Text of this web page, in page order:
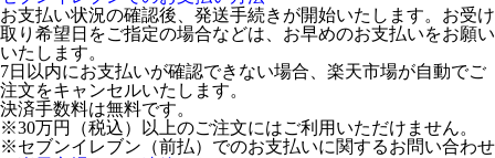
お支払い状況の確認後、発送手続きが開始いたします。お受け
取り希望日をご指定の場合などは、お早めのお支払いをお願い
いたします。
7日以内にお支払いが確認できない場合、楽天市場が自動でご
注文をキャンセルいたします。
決済手数料は無料です。
※30万円（税込）以上のご注文にはご利用いただけません。
※セブンイレブン（前払）でのお支払いに関するお問い合わせ